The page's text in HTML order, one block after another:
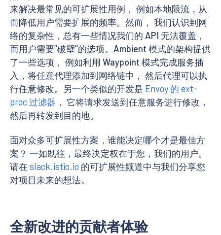
来解决最常见的可扩展性用例， 例如本地限流，从
而降低用户需要扩展的频率。然而， 我们认识到网
络的复杂性，总有一些情况我们的 API 无法覆盖，
而用户需要“破壁”的选项。Ambient 模式的架构提供
了一些选项， 例如利用 Waypoint 模式完成服务插
入，将任意代理添加到网络链中， 然后代理可以执
行任意修改。另一个类似的开发是 Envoy 的 ext-
proc 过滤器 ， 它将请求发送到任意服务进行修改，
然后再转发到目的地。
面对众多可扩展性方案，谁能决定哪个才是最佳方
案？ 一如既往，最终决定权在于您，我们的用户。
请在 slack.istio.io 的可扩展性频道中与我们分享您
对项目未来的想法。
全新改进的贡献者体验